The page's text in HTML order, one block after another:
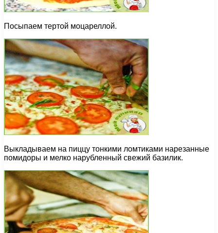
Посыпаем тертой моцареллой.
Выкладываем на пиццу тонкими ломтиками нарезанные
помидоры и мелко нарубленный свежий базилик.